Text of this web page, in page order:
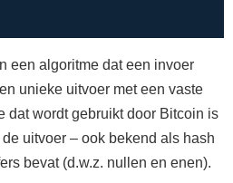
een algoritme dat een invoer
unieke uitvoer met een vaste
dat wordt gebruikt door Bitcoin is
uitvoer – ook bekend als hash
bevat (d.w.z. nullen en enen).